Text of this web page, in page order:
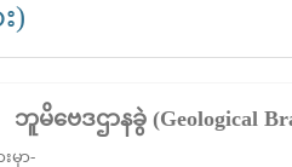
)
ဘူမိဗေဒဌာနခွဲ (Geological
မှာ-